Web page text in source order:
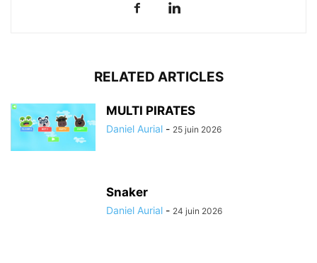
RELATED ARTICLES
MULTI PIRATES
Daniel Aurial - 25 juin 2026
Snaker
Daniel Aurial - 24 juin 2026